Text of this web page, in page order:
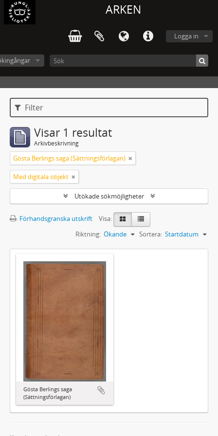
ARKEN
Logga in
Filter
Visar 1 resultat
Arkivbeskrivning
Gösta Berlings saga (Sättningsförlagan)
Med digitala objekt
Utökade sökmöjligheter
Förhandsgranska utskrift
Visa:
Sortera: Startdatum
Riktning: Ökande
Gösta Berlings saga
(Sättningsförlagan)